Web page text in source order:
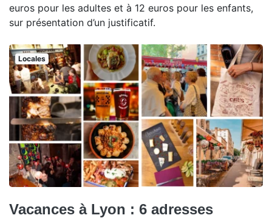
euros pour les adultes et à 12 euros pour les enfants,
sur présentation d’un justificatif.
Locales
Vacances à Lyon : 6 adresses